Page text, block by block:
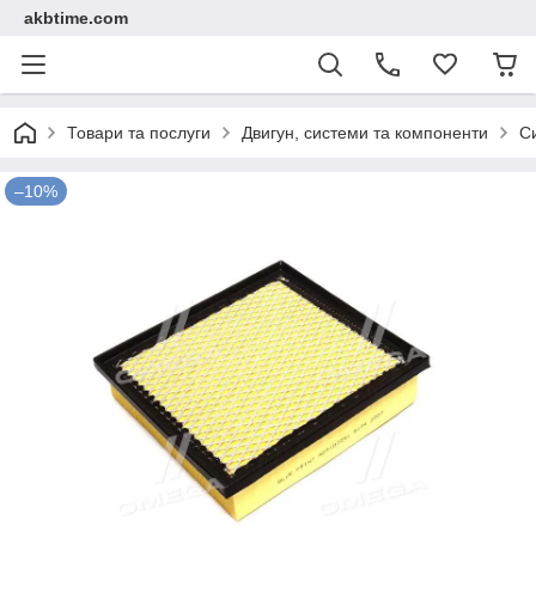
akbtime.com
Товари та послуги Двигун, системи та компоненти
–10%